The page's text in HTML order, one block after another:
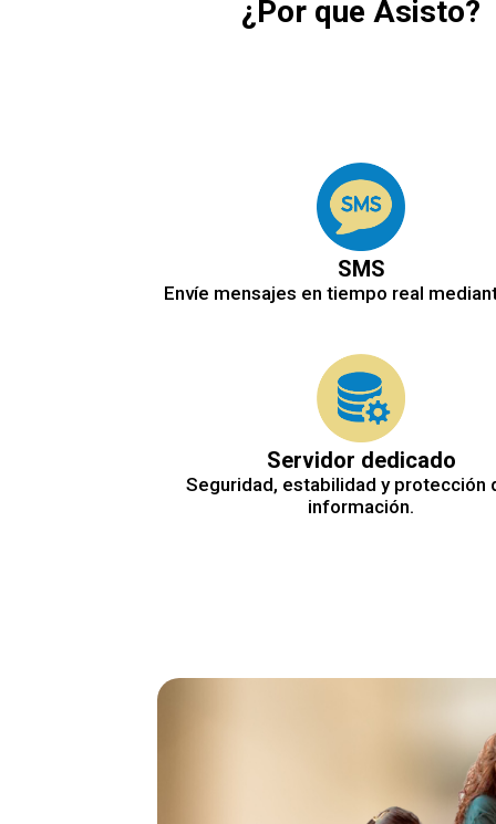
¿Por que Asisto?
SMS
Envíe mensajes en tiempo real
Servidor dedicado
Seguridad, estabilidad y protección
información.